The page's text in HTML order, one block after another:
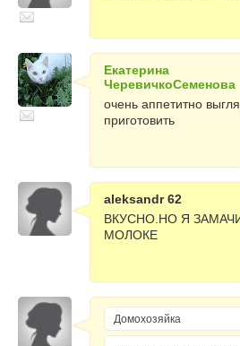
Екатерина
ЧеревичкоСеменова
очень аппетитно
приготовить
aleksandr 62
ВКУСНО.НО Я
МОЛОКЕ